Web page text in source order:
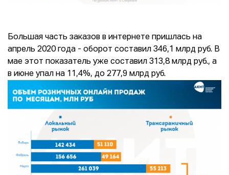
Большая часть заказов в интернете пришлась на
апрель 2020 года - оборот составил 346,1 млрд руб. В
мае этот показатель уже составил 313,8 млрд руб., а
в июне упал на 11,4%, до 277,9 млрд руб.